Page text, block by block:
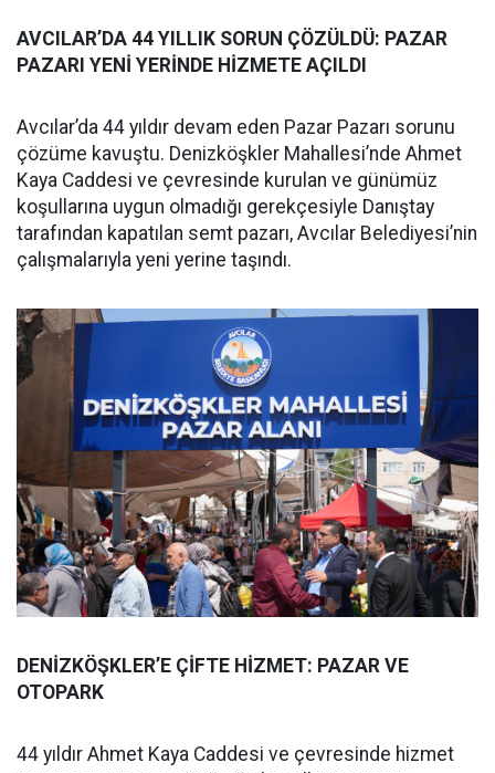
AVCILAR’DA 44 YILLIK SORUN ÇÖZÜLDÜ: PAZAR
PAZARI YENİ YERİNDE HİZMETE AÇILDI
Avcılar’da 44 yıldır devam eden Pazar Pazarı sorunu
çözüme kavuştu. Denizköşkler Mahallesi’nde Ahmet
Kaya Caddesi ve çevresinde kurulan ve günümüz
koşullarına uygun olmadığı gerekçesiyle Danıştay
tarafından kapatılan semt pazarı, Avcılar Belediyesi’nin
çalışmalarıyla yeni yerine taşındı.
DENİZKÖŞKLER’E ÇİFTE HİZMET: PAZAR VE
OTOPARK
44 yıldır Ahmet Kaya Caddesi ve çevresinde hizmet